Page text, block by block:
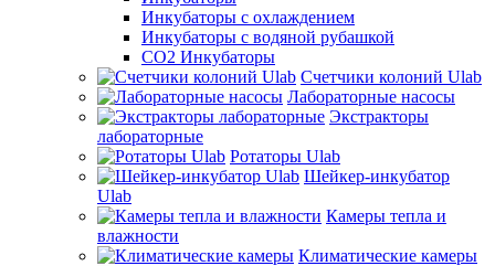
Инкубаторы с охлаждением
Инкубаторы с водяной рубашкой
CO2 Инкубаторы
Счетчики колоний Ulab
Лабораторные насосы
Экстракторы
лабораторные
Ротаторы Ulab
Шейкер-инкубатор
Ulab
Камеры тепла и
влажности
Климатические камеры